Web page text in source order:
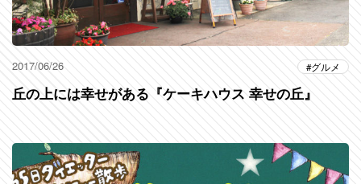
2017/06/26 グルメ
丘の上には幸せがある『ケーキハウス 幸せの丘』